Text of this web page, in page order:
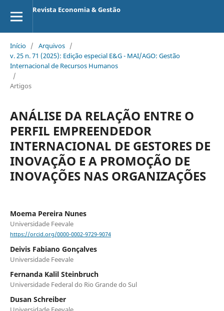
Revista Economia & Gestão
Início / Arquivos /
v. 25 n. 71 (2025): Edição especial E&G - MAI/AGO: Gestão
Internacional de Recursos Humanos
/
Artigos
ANÁLISE DA RELAÇÃO ENTRE O
PERFIL EMPREENDEDOR
INTERNACIONAL DE GESTORES DE
INOVAÇÃO E A PROMOÇÃO DE
INOVAÇÕES NAS ORGANIZAÇÕES
Moema Pereira Nunes
Universidade Feevale
https://orcid.org/0000-0002-9729-9074
Deivis Fabiano Gonçalves
Universidade Feevale
Fernanda Kalil Steinbruch
Universidade Federal do Rio Grande do Sul
Dusan Schreiber